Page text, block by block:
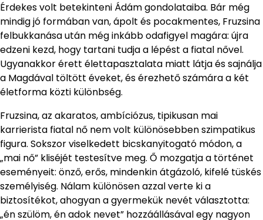
Érdekes volt betekinteni Ádám gondolataiba. Bár még
mindig jó formában van, ápolt és pocakmentes, Fruzsina
felbukkanása után még inkább odafigyel magára: újra
edzeni kezd, hogy tartani tudja a lépést a fiatal nővel.
Ugyanakkor érett élettapasztalata miatt látja és sajnálja
a Magdával töltött éveket, és érezhető számára a két
életforma közti különbség.
Fruzsina, az akaratos, ambíciózus, tipikusan mai
karrierista fiatal nő nem volt különösebben szimpatikus
figura. Sokszor viselkedett bicskanyitogató módon, a
„mai nő” kliséjét testesítve meg. Ő mozgatja a történet
eseményeit: önző, erős, mindenkin átgázoló, kifelé tüskés
személyiség. Nálam különösen azzal verte ki a
biztosítékot, ahogyan a gyermekük nevét választotta:
„én szülöm, én adok nevet” hozzáállásával egy nagyon